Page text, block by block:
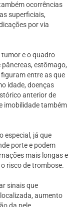
ocorrências
superficiais,
por via
e o quadro
estômago,
entre as que
idade, doenças
anterior de
imobilidade também
especial, já que
porte e podem
mais longas e
risco de trombose.
sinais que
aumento